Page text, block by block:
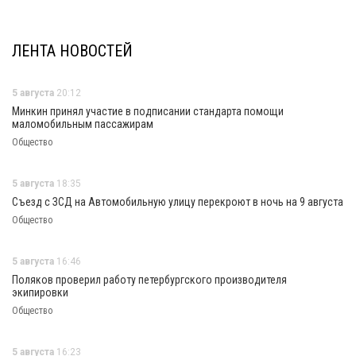
ЛЕНТА НОВОСТЕЙ
5 августа 20:12
Минкин принял участие в подписании стандарта помощи
маломобильным пассажирам
Общество
5 августа 18:35
Съезд с ЗСД на Автомобильную улицу перекроют в ночь на 9 августа
Общество
5 августа 16:46
Поляков проверил работу петербургского производителя
экипировки
Общество
5 августа 16:23